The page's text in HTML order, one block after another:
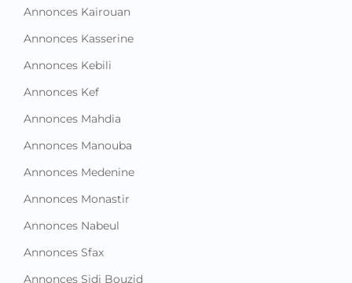
Annonces Kairouan
Annonces Kasserine
Annonces Kebili
Annonces Kef
Annonces Mahdia
Annonces Manouba
Annonces Medenine
Annonces Monastir
Annonces Nabeul
Annonces Sfax
Annonces Sidi Bouzid